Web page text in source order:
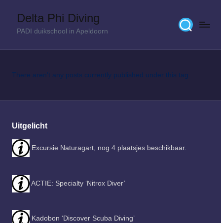
Delta Phi Diving
PADI duikschool in Apeldoorn
There aren’t any posts currently published under this tag.
Uitgelicht
Excursie Naturagart, nog 4 plaatsjes beschikbaar.
ACTIE: Specialty ‘Nitrox Diver’
Kadobon ‘Discover Scuba Diving’